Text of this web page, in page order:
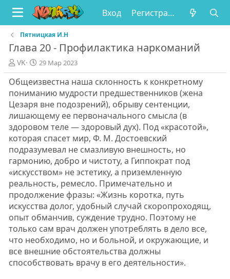
Вход Регистрация
Пятницкая И.Н
Глава 20 - Профилактика наркоманий
А
в
т
о
р
VK
Д
а
т
а
п
у
б
л
и
к
а
ц
и
29 Мар 2023
Общеизвестна наша склонность к конкретному
пониманию мудрости предшественников (жена
Цезаря вне подозрений), обрыву сентенции,
лишающему ее первоначального смысла (в
здоровом теле — здоровый дух). Под «красотой»,
которая спасет мир, Ф. М. Достоевский
подразумевал не смазливую внешность, но
гармонию, добро и чистоту, а Гиппократ под
«искусством» не эстетику, а приземленную
реальность, ремесло. Примечательно и
продолжение фразы: «Жизнь коротка, путь
искусства долог, удобный случай скоропроходящ,
опыт обманчив, суждение трудно. Поэтому не
только сам врач должен употреблять в дело все,
что необходимо, но и больной, и окружающие, и
все внешние обстоятельства должны
способствовать врачу в его деятельности».